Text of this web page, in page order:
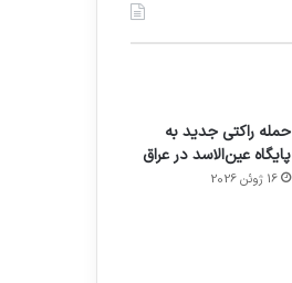
حمله راکتی جدید به
پایگاه عین‌الاسد در عراق
16 ژوئن 2026